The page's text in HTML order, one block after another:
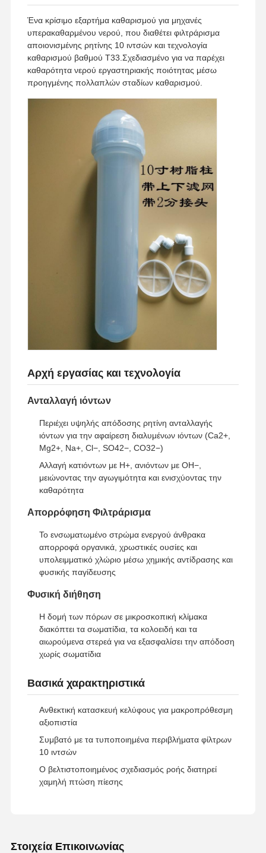
Ποιότητας
Υποθέσεις
Ζητήστε
Εργαστηριακό Σύστημα Υπερκαθαρού Νερού
Μηχανή νερού Ultrapure
σύστημα καθαρισμού νερού υπερκαθαρότητας
Εξοπλισμός για υπερκαθαρό νερό
Σύστημα διήθησης υπερκαθαρού νερού
Σύστημα ύδρευσης RO Ultra Pure
Συστήματα βιομηχανικής καθαρισμού νερού
Εξιοντισμένη μηχανή νερού
Καταναλωτικά για καθαρισμό νερού
Ένα κρίσιμο εξαρτήμα καθαρισμού για μηχανές
υπερακαθαρμένου νερού, που διαθέτει φιλτράρισμα
αποιονισμένης ρητίνης 10 ιντσών και τεχνολογία
καθαρισμού βαθμού T33.Σχεδιασμένο για να παρέχει
καθαρότητα νερού εργαστηριακής ποιότητας μέσω
προηγμένης πολλαπλών σταδίων καθαρισμού.
Αρχή εργασίας και τεχνολογία
Ανταλλαγή ιόντων
Περιέχει υψηλής απόδοσης ρητίνη ανταλλαγής
ιόντων για την αφαίρεση διαλυμένων ιόντων (Ca2+,
Mg2+, Na+, Cl−, SO42−, CO32−)
Αλλαγή κατιόντων με H+, ανιόντων με OH−,
μειώνοντας την αγωγιμότητα και ενισχύοντας την
καθαρότητα
Απορρόφηση Φιλτράρισμα
Το ενσωματωμένο στρώμα ενεργού άνθρακα
απορροφά οργανικά, χρωστικές ουσίες και
υπολειμματικό χλώριο μέσω χημικής αντίδρασης και
φυσικής παγίδευσης
Φυσική διήθηση
Η δομή των πόρων σε μικροσκοπική κλίμακα
διακόπτει τα σωματίδια, τα κολοειδή και τα
αιωρούμενα στερεά για να εξασφαλίσει την απόδοση
χωρίς σωματίδια
Βασικά χαρακτηριστικά
Ανθεκτική κατασκευή κελύφους για μακροπρόθεσμη
αξιοπιστία
Συμβατό με τα τυποποιημένα περιβλήματα φίλτρων
10 ιντσών
Ο βελτιστοποιημένος σχεδιασμός ροής διατηρεί
χαμηλή πτώση πίεσης
Στοιχεία Επικοινωνίας